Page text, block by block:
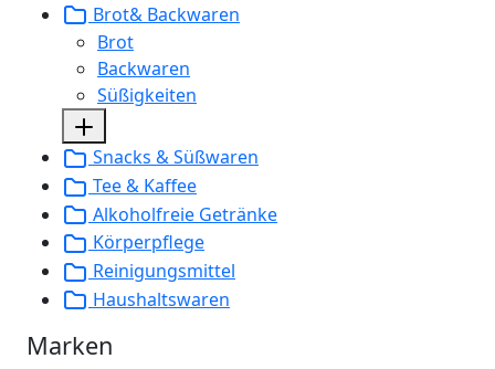
Brot& Backwaren
Brot
Backwaren
Süßigkeiten
Snacks & Süßwaren
Tee & Kaffee
Alkoholfreie Getränke
Körperpflege
Reinigungsmittel
Haushaltswaren
Marken